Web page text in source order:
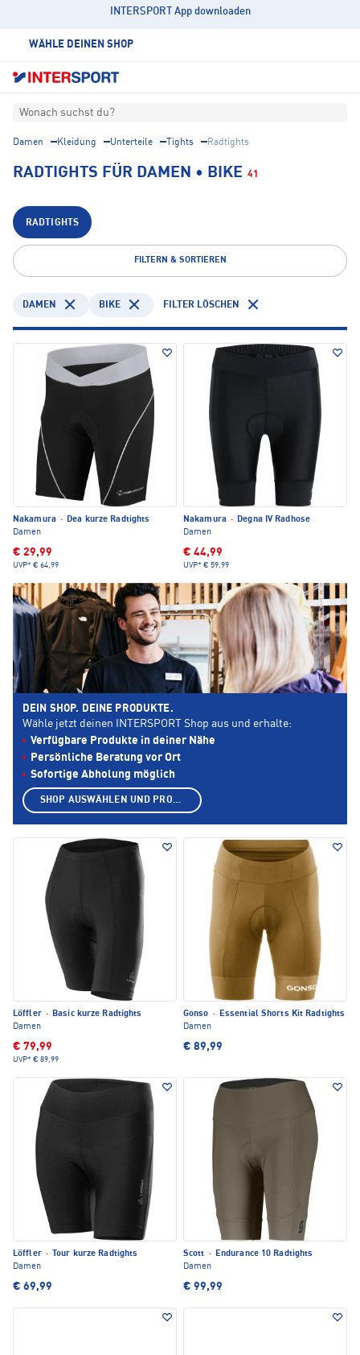
INTERSPORT App downloaden
WÄHLE DEINEN SHOP
Wonach suchst du?
Damen Kleidung Unterteile Tights Radtights
RADTIGHTS FÜR DAMEN • BIKE 41
RADTIGHTS
FILTERN & SORTIEREN
DAMEN BIKE FILTER LÖSCHEN
Nakamura ·
Dea kurze Radtights
Damen
€ 29,99
UVP* € 64,99
Nakamura ·
Degna IV Radhose
Damen
€ 44,99
UVP* € 59,99
Löffler · Basic kurze Radtights
Damen
€ 79,99
UVP* € 89,99
Gonso · Essential Shorts Kit Radtights
Damen
€ 89,99
Löffler ·
Tour kurze Radtights
Damen
€ 69,99
Scott · Endurance 10 Radtights
Damen
€ 99,99
DEIN SHOP. DEINE PRODUKTE.
Wähle jetzt deinen INTERSPORT Shop aus und erhalte:
Verfügbare Produkte in deiner Nähe
Persönliche Beratung vor Ort
Sofortige Abholung möglich
SHOP AUSWÄHLEN UND PRODUKTE ANZEIGEN